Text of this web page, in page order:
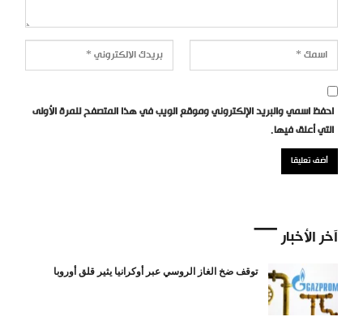
احفظ اسمي والبريد الإلكتروني وموقع الويب في هذا المتصفح للمرة الأولى
التي أعلق فيها.
آخر الأخبار
توقف ضخ الغاز الروسي عبر أوكرانيا يثير قلق أوروبا